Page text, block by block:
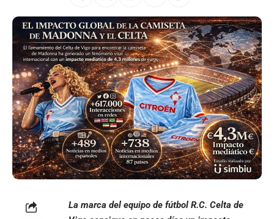
La marca del equipo de fútbol R.C. Celta de